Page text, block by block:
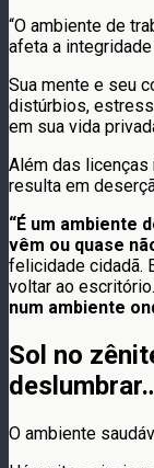
“O ambiente de
afeta a
Sua mente e seu
distúrbios,
em sua vida
Além das
resulta em
“É um ambiente
vêm ou quase
felicidade cidadã.
voltar ao escritório.
num ambiente
Sol no
O ambiente